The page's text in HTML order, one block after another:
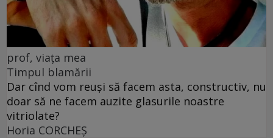
prof, viața mea
Timpul blamării
Dar cînd vom reuși să facem asta, constructiv, nu
doar să ne facem auzite glasurile noastre
vitriolate?
Horia CORCHEŞ